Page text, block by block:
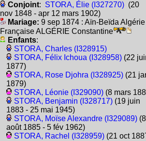
Conjoint: STORA, Élie (I327270)(20
nov 1848 - apr 12 mars 1902)
Mariage: 9 sep 1874 : Aïn-Beïda Algérie
Française ALGÉRIE Constantine
Enfants:
STORA, Charles (I328915)
STORA, Félix Ichoua (I328958)(22
1877)
STORA, Rose Djohra (I328925)(21
1879)
STORA, Léonie (I329090)(8 mars
STORA, Benjamin (I328717)(19 juin
1883 - 25 mai 1945)
STORA, Moïse Alexandre (I329089)(8
août 1885 - 5 fév 1962)
STORA, Rachel (I328959)(21 oct